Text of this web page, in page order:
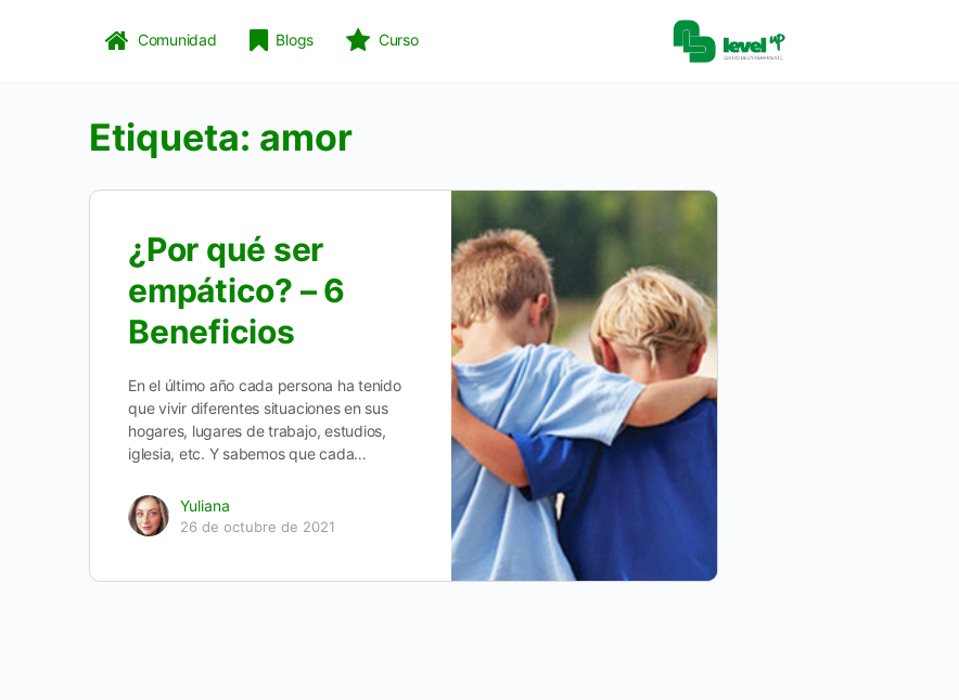
Comunidad Blogs Curso
Etiqueta: amor
¿Por qué ser
empático? – 6
Beneficios
En el último año cada persona ha tenido
que vivir diferentes situaciones en sus
hogares, lugares de trabajo, estudios,
iglesia, etc. Y sabemos que cada…
Yuliana
26 de octubre de 2021